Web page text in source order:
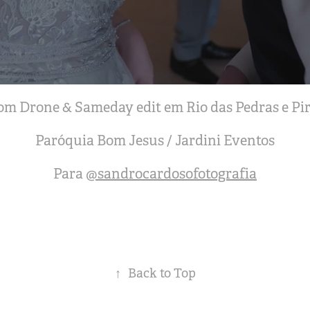
Drone & Sameday edit em Rio das Pedras e
Paróquia Bom Jesus / Jardini Eventos
Para @sandrocardosofotografia
↑ Back to Top